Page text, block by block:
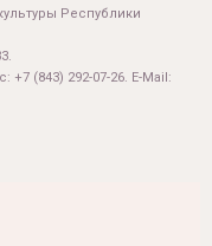
Республики
+7 (843) 292-07-26. E-Mail: